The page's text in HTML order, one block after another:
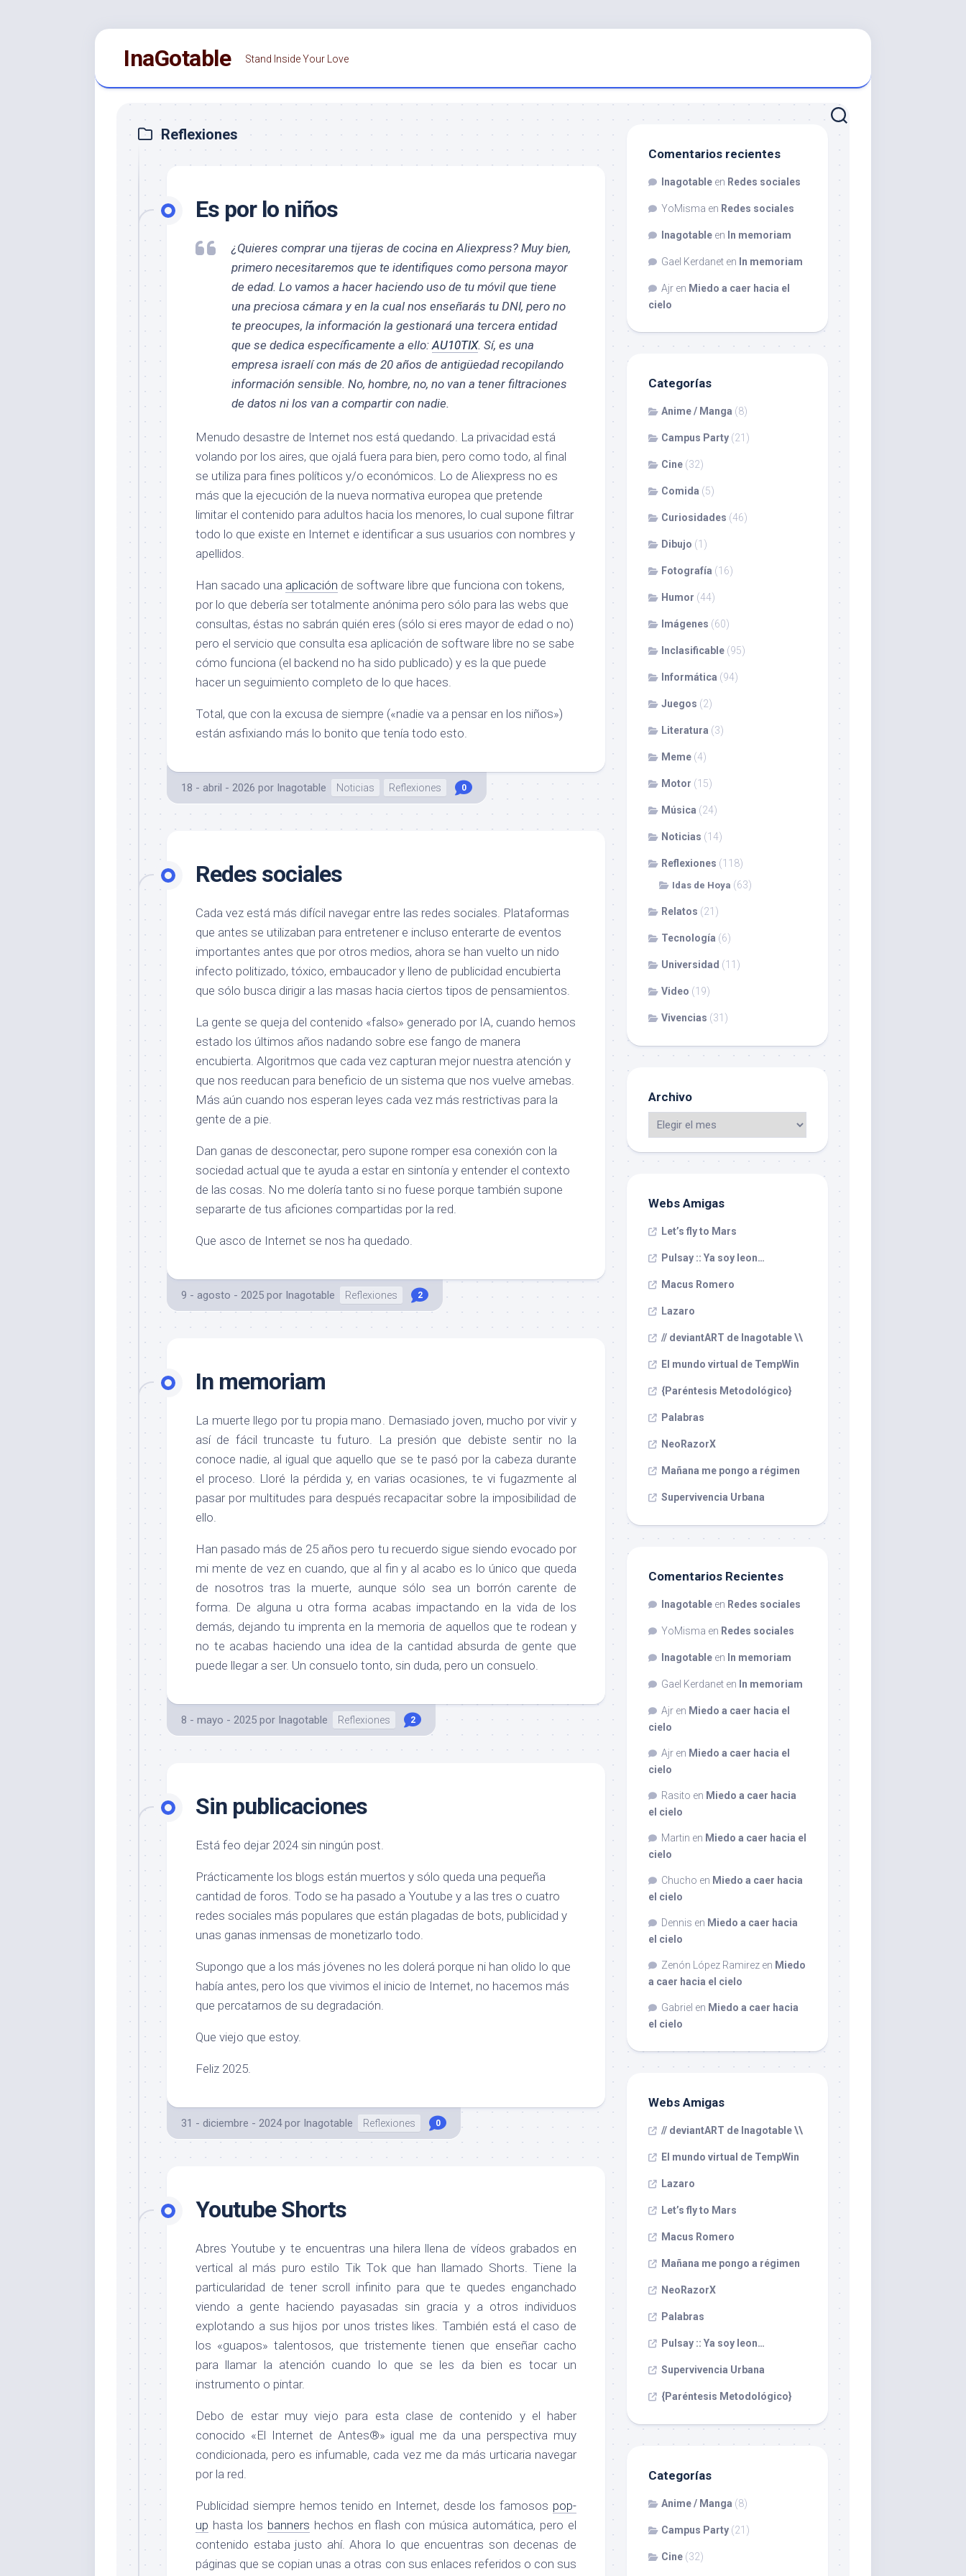
InaGotable Stand Inside Your Love
Reflexiones
Es por lo niños
¿Quieres comprar una tijeras de cocina en Aliexpress? Muy bien,
primero necesitaremos que te identifiques como persona mayor
de edad. Lo vamos a hacer haciendo uso de tu móvil que tiene
una preciosa cámara y en la cual nos enseñarás tu DNI, pero no
te preocupes, la información la gestionará una tercera entidad
que se dedica específicamente a ello:AU10TIX. Sí, es una
empresa israelí con más de 20 años de antigüedad recopilando
información sensible. No, hombre, no, no van a tener filtraciones
de datos ni los van a compartir con nadie.
Menudo desastre de Internet nos está quedando. La privacidad está
volando por los aires, que ojalá fuera para bien, pero como todo, al final
se utiliza para fines políticos y/o económicos. Lo de Aliexpress no es
más que la ejecución de la nueva normativa europea que pretende
limitar el contenido para adultos hacia los menores, lo cual supone filtrar
todo lo que existe en Internet e identificar a sus usuarios con nombres y
apellidos.
Han sacado una aplicación de software libre que funciona con tokens,
por lo que debería ser totalmente anónima pero sólo para las webs que
consultas, éstas no sabrán quién eres (sólo si eres mayor de edad o no)
pero el servicio que consulta esa aplicación de software libre no se sabe
cómo funciona (el backend no ha sido publicado) y es la que puede
hacer un seguimiento completo de lo que haces.
Total, que con la excusa de siempre («nadie va a pensar en los niños»)
están asfixiando más lo bonito que tenía todo esto.
18 - abril - 2026 por Inagotable Noticias Reflexiones 0
Redes sociales
Cada vez está más difícil navegar entre las redes sociales. Plataformas
que antes se utilizaban para entretener e incluso enterarte de eventos
importantes antes que por otros medios, ahora se han vuelto un nido
infecto politizado, tóxico, embaucador y lleno de publicidad encubierta
que sólo busca dirigir a las masas hacia ciertos tipos de pensamientos.
La gente se queja del contenido «falso» generado por IA, cuando hemos
estado los últimos años nadando sobre ese fango de manera
encubierta. Algoritmos que cada vez capturan mejor nuestra atención y
que nos reeducan para beneficio de un sistema que nos vuelve amebas.
Más aún cuando nos esperan leyes cada vez más restrictivas para la
gente de a pie.
Dan ganas de desconectar, pero supone romper esa conexión con la
sociedad actual que te ayuda a estar en sintonía y entender el contexto
de las cosas. No me dolería tanto si no fuese porque también supone
separarte de tus aficiones compartidas por la red.
Que asco de Internet se nos ha quedado.
9 - agosto - 2025 por Inagotable Reflexiones 2
In memoriam
La muerte llego por tu propia mano. Demasiado joven, mucho por vivir y
así de fácil truncaste tu futuro. La presión que debiste sentir no la
conoce nadie, al igual que aquello que se te pasó por la cabeza durante
el proceso. Lloré la pérdida y, en varias ocasiones, te vi fugazmente al
pasar por multitudes para después recapacitar sobre la imposibilidad de
ello.
Han pasado más de 25 años pero tu recuerdo sigue siendo evocado por
mi mente de vez en cuando, que al fin y al acabo es lo único que queda
de nosotros tras la muerte, aunque sólo sea un borrón carente de
forma. De alguna u otra forma acabas impactando en la vida de los
demás, dejando tu imprenta en la memoria de aquellos que te rodean y
no te acabas haciendo una idea de la cantidad absurda de gente que
puede llegar a ser. Un consuelo tonto, sin duda, pero un consuelo.
8 - mayo - 2025 por Inagotable Reflexiones 2
Sin publicaciones
Está feo dejar 2024 sin ningún post.
Prácticamente los blogs están muertos y sólo queda una pequeña
cantidad de foros. Todo se ha pasado a Youtube y a las tres o cuatro
redes sociales más populares que están plagadas de bots, publicidad y
unas ganas inmensas de monetizarlo todo.
Supongo que a los más jóvenes no les dolerá porque ni han olido lo que
había antes, pero los que vivimos el inicio de Internet, no hacemos más
que percatarnos de su degradación.
Que viejo que estoy.
Feliz 2025.
31 - diciembre - 2024 por Inagotable Reflexiones 0
Youtube Shorts
Abres Youtube y te encuentras una hilera llena de vídeos grabados en
vertical al más puro estilo Tik Tok que han llamado Shorts. Tiene la
particularidad de tener scroll infinito para que te quedes enganchado
viendo a gente haciendo payasadas sin gracia y a otros individuos
explotando a sus hijos por unos tristes likes. También está el caso de
los «guapos» talentosos, que tristemente tienen que enseñar cacho
para llamar la atención cuando lo que se les da bien es tocar un
instrumento o pintar.
Debo de estar muy viejo para esta clase de contenido y el haber
conocido «El Internet de Antes®» igual me da una perspectiva muy
condicionada, pero es infumable, cada vez me da más urticaria navegar
por la red.
Publicidad siempre hemos tenido en Internet, desde los famosos pop-
up hasta los banners hechos en flash con música automática, pero el
contenido estaba justo ahí. Ahora lo que encuentras son decenas de
páginas que se copian unas a otras con sus enlaces referidos o con sus
Comentarios recientes
Inagotable en Redes sociales
YoMisma en Redes sociales
Inagotable en In memoriam
Gael Kerdanet en In memoriam
Ajr en Miedo a caer hacia el
cielo
Categorías
Anime / Manga (8)
Campus Party (21)
Cine (32)
Comida (5)
Curiosidades (46)
Dibujo (1)
Fotografía (16)
Humor (44)
Imágenes (60)
Inclasificable (95)
Informática (94)
Juegos (2)
Literatura (3)
Meme (4)
Motor (15)
Música (24)
Noticias (14)
Reflexiones (118)
Idas de Hoya (63)
Relatos (21)
Tecnología (6)
Universidad (11)
Video (19)
Vivencias (31)
Archivo
Webs Amigas
Let’s fly to Mars
Pulsay :: Ya soy leon…
Macus Romero
Lazaro
// deviantART de Inagotable \\
El mundo virtual de TempWin
{Paréntesis Metodológico}
Palabras
NeoRazorX
Mañana me pongo a régimen
Supervivencia Urbana
Comentarios Recientes
Inagotable en Redes sociales
YoMisma en Redes sociales
Inagotable en In memoriam
Gael Kerdanet en In memoriam
Ajr en Miedo a caer hacia el
cielo
Ajr en Miedo a caer hacia el
cielo
Rasito en Miedo a caer hacia
el cielo
Martin en Miedo a caer hacia el
cielo
Chucho en Miedo a caer hacia
el cielo
Dennis en Miedo a caer hacia
el cielo
Zenón López Ramirez en Miedo
a caer hacia el cielo
Gabriel en Miedo a caer hacia
el cielo
Webs Amigas
// deviantART de Inagotable \\
El mundo virtual de TempWin
Lazaro
Let’s fly to Mars
Macus Romero
Mañana me pongo a régimen
NeoRazorX
Palabras
Pulsay :: Ya soy leon…
Supervivencia Urbana
{Paréntesis Metodológico}
Categorías
Anime / Manga (8)
Campus Party (21)
Cine (32)